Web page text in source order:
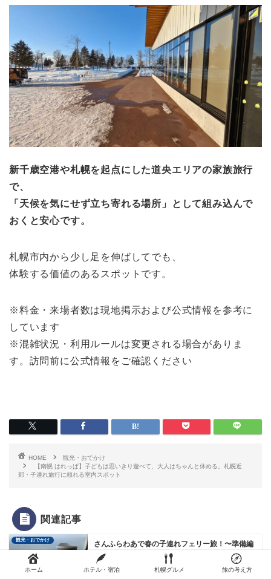
新千歳空港や札幌を起点にした道央エリアの家族旅行
で、
「天候を気にせず立ち寄れる場所」として組み込んで
おくと安心です。
札幌市内から少し足を伸ばしてでも、
体験する価値のあるスポットです。
※料金・来場者数は現地掲示および公式情報を参考に
しています
※混雑状況・利用ルールは変更される場合がありま
す。訪問前に公式情報をご確認ください
HOME
観光・おでかけ
【南幌 はれっぱ】子どもは思いきり遊べて、大人はちゃんと休める。札幌近
郊・子連れ旅行に頼れる室内スポット
関連記事
観光・おでかけ さんふらわあで春の子連れフェリー旅！〜準備編
2025年4月20日
ホーム ホテル・宿泊 札幌グルメ 旅の考え方